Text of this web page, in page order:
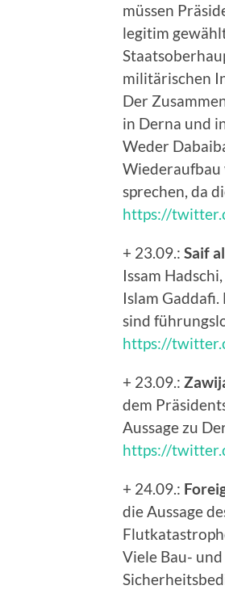
müssen
legitim
militärischen
Der
in Derna und
Weder
Wiederaufbau
sprechen, da
https://
+ 23.09.: Saif
Issam
Islam
sind
https://
+ 23.09.:
dem
Aussage zu
https://
+ 24.09.:
die Aussage
Viele Bau-